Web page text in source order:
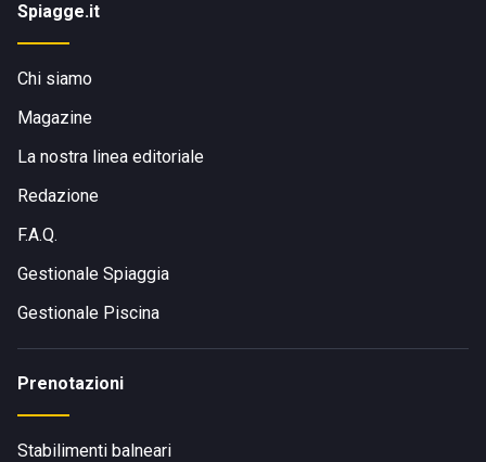
Spiagge.it
Chi siamo
Magazine
La nostra linea editoriale
Redazione
F.A.Q.
Gestionale Spiaggia
Gestionale Piscina
Prenotazioni
Stabilimenti balneari